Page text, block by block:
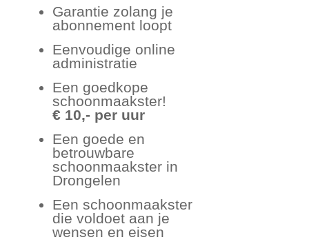
Garantie zolang je
abonnement loopt
Eenvoudige online
administratie
Een goedkope
schoonmaakster!
€ 10,- per uur
Een goede en
betrouwbare
schoonmaakster in
Drongelen
Een schoonmaakster
die voldoet aan je
wensen en eisen